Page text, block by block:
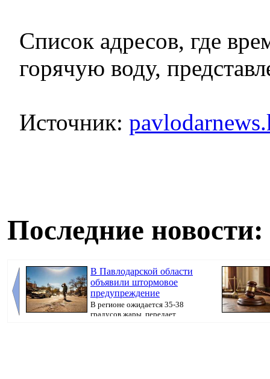
Список адресов, где
горячую воду,
Источник:
Последние новости:
В Павлодарской области
объявили штормовое
предупреждение
В регионе ожидается 35-38
градусов жары, передает